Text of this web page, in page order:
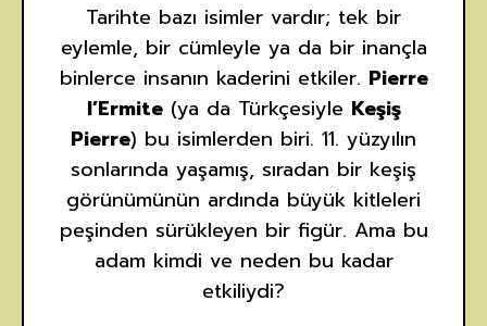
Tarihte bazı isimler vardır; tek bir
eylemle, bir cümleyle ya da bir inançla
binlerce insanın kaderini etkiler. Pierre
l’Ermite(ya da Türkçesiyle Keşiş
Pierre) bu isimlerden biri. 11. yüzyılın
sonlarında yaşamış, sıradan bir keşiş
görünümünün ardında büyük kitleleri
peşinden sürükleyen bir figür. Ama bu
adam kimdi ve neden bu kadar
etkiliydi?